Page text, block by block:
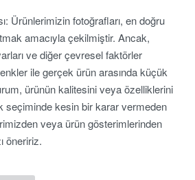
Ürünlerimizin fotoğrafları, en doğru
amacıyla çekilmiştir. Ancak,
ve diğer çevresel faktörler
ile gerçek ürün arasında küçük
ürünün kalitesini veya özelliklerini
seçiminde kesin bir karar vermeden
veya ürün gösterimlerinden
öneririz.